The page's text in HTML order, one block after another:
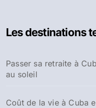
Les destinations
Passer sa retraite à
au soleil
Coût de la vie à Cuba